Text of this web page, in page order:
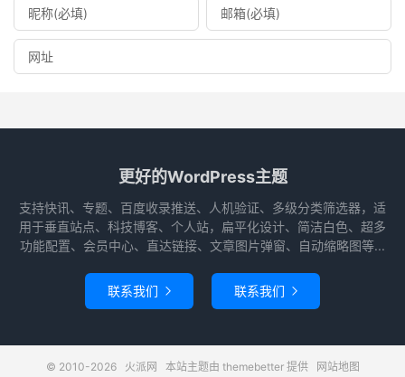
更好的WordPress主题
支持快讯、专题、百度收录推送、人机验证、多级分类筛选器，适
用于垂直站点、科技博客、个人站，扁平化设计、简洁白色、超多
功能配置、会员中心、直达链接、文章图片弹窗、自动缩略图等...
联系我们  联系我们 
© 2010-2026 火派网 本站主题由 themebetter提供 网站地图